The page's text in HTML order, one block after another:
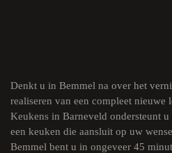
Denkt u in Bemmel na over het
realiseren van een compleet nieuwe
Keukens in Barneveld ondersteunt
een keuken die aansluit op uw
Bemmel bent u in ongeveer 45